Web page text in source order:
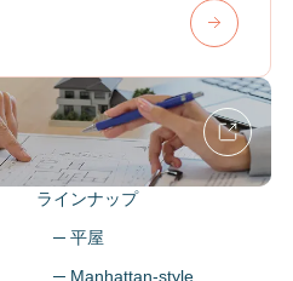
ラインナップ
─ 平屋
─ Manhattan-style